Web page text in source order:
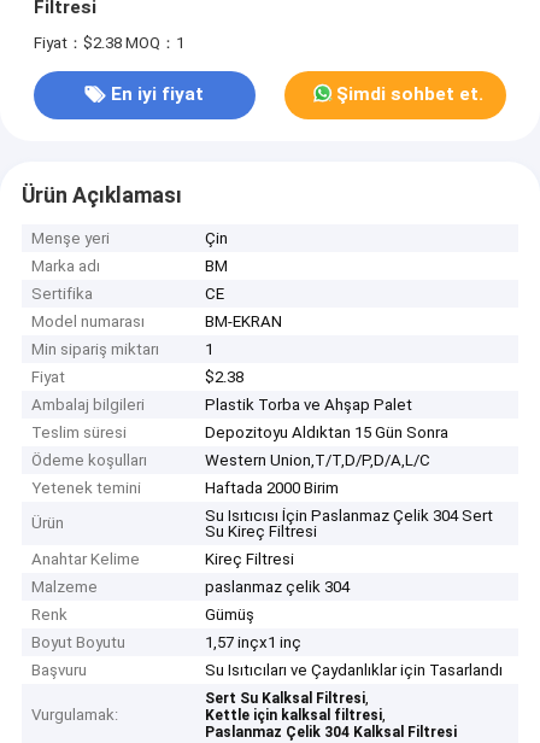
Filtresi
Fiyat：$2.38 MOQ：1
En iyi fiyat Şimdi sohbet et.
Ürün Açıklaması
Menşe yeri
Çin
Marka adı
BM
Sertifika
CE
Model numarası
BM-EKRAN
Min sipariş miktarı
1
Fiyat
$2.38
Ambalaj bilgileri
Plastik Torba ve Ahşap Palet
Teslim süresi
Depozitoyu Aldıktan 15 Gün Sonra
Ödeme koşulları
Western Union,T/T,D/P,D/A,L/C
Yetenek temini
Haftada 2000 Birim
Ürün
Su Isıtıcısı İçin Paslanmaz Çelik 304 Sert
Su Kireç Filtresi
Anahtar Kelime
Kireç Filtresi
Malzeme
paslanmaz çelik 304
Renk
Gümüş
Boyut Boyutu
1,57 inçx1 inç
Başvuru
Su Isıtıcıları ve Çaydanlıklar için Tasarlandı
Vurgulamak:
Sert Su Kalksal Filtresi,
Kettle için kalksal filtresi,
Paslanmaz Çelik 304 Kalksal Filtresi